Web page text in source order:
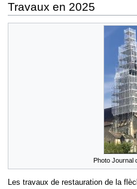
Travaux en 2025
Photo Journal
Les travaux de restauration de la